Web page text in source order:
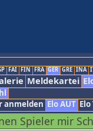
FAI FIN FRA GER GRE INA
Meldekartei
anmelden Elo AUT
Spieler mir